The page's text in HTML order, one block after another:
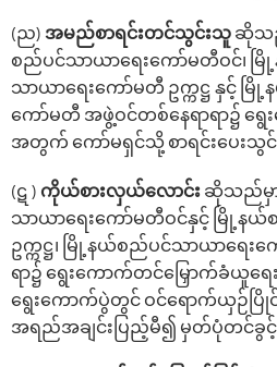
(ည) အမည်စာရင်းတင်သွင်းသူ ဆိုသ
စည်ပင်သာယာ‌ရေးကော်မတီဝင်၊ မ
သာယာ‌ရေး‌ကော်မတီ ဥက္ကဋ္ဌ နှင့် မ
ကော်မတီ အဖွဲ့ဝင်တစ်နေရာရာ၌ ‌ရွေ
အတွက် ‌ကော်မရှင်သို့ စာရင်းပေး
(ဋ ) ကိုယ်စားလှယ်လောင်း ဆိုသည်မှာ
သာယာ‌ရေး‌ကော်မတီဝင်နှင့် မြို့န
ဥက္ကဋ္ဌ၊ မြို့နယ်စည်ပင်သာယာရေး
ရာ၌ ‌ရွေး‌ကောက်တင်‌မြှောက်ခံယူ‌
ရွေးကောက်ပွဲတွင် ဝင်‌ရောက်ယှဉ်ပ
အရည်အချင်းပြည့်မီ၍ မှတ်ပုံတင်